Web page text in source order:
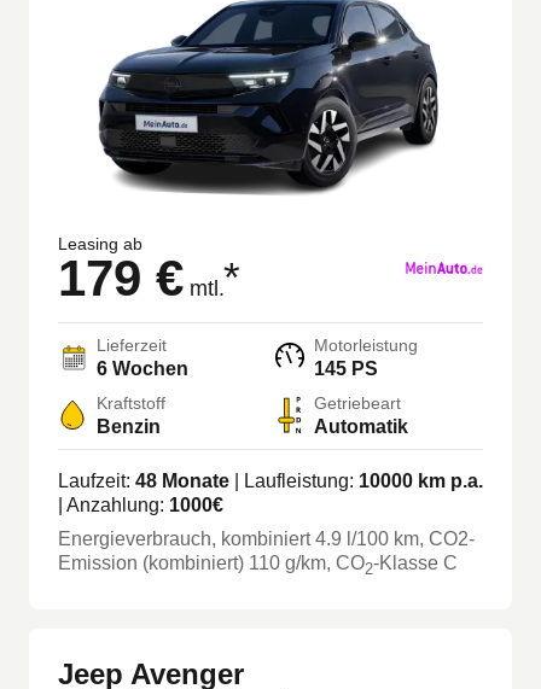
Leasing ab
179 € mtl.*
Lieferzeit
6 Wochen
Motorleistung
145 PS
Kraftstoff
Benzin
Getriebeart
Automatik
Laufzeit: 48 Monate | Laufleistung: 10000 km p.a.
| Anzahlung: 1000€
Energieverbrauch, kombiniert4.9 l/100 km, CO2-
Emission (kombiniert) 110 g/km, CO2-Klasse C
Jeep Avenger